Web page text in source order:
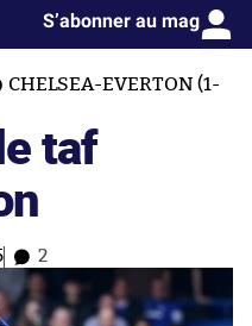
S’abonner au mag
CHELSEA-EVERTON (1-
taf
2